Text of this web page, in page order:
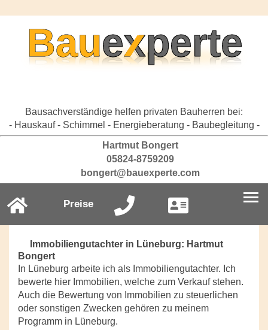
Bausachverständige helfen privaten Bauherren bei:
- Hauskauf - Schimmel - Energieberatung - Baubegleitung -
Hartmut Bongert
05824-8759209
bongert@bauexperte.com
Preise
Immobiliengutachter in Lüneburg: Hartmut
Bongert
In Lüneburg arbeite ich als Immobiliengutachter. Ich
bewerte hier Immobilien, welche zum Verkauf stehen.
Auch die Bewertung von Immobilien zu steuerlichen
oder sonstigen Zwecken gehören zu meinem
Programm in Lüneburg.